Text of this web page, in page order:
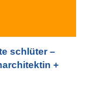
schlüter –
+